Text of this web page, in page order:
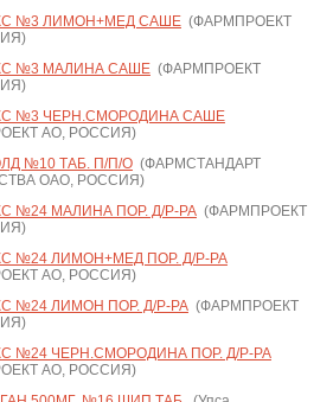
№3 ЛИМОН+МЕД САШЕ(ФАРМПРОЕКТ
№3 МАЛИНА САШЕ(ФАРМПРОЕКТ
№3 ЧЕРН.СМОРОДИНА САШЕ
АО, РОССИЯ)
№10 ТАБ. П/П/О(ФАРМСТАНДАРТ
ОАО, РОССИЯ)
№24 МАЛИНА ПОР. Д/Р-РА(ФАРМПРОЕКТ
№24 ЛИМОН+МЕД ПОР. Д/Р-РА
АО, РОССИЯ)
№24 ЛИМОН ПОР. Д/Р-РА(ФАРМПРОЕКТ
№24 ЧЕРН.СМОРОДИНА ПОР. Д/Р-РА
АО, РОССИЯ)